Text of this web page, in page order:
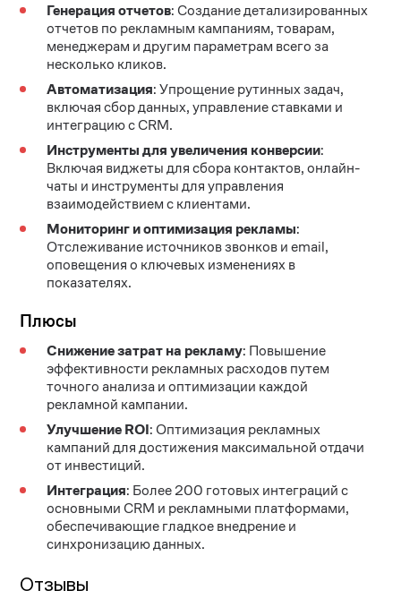
Генерация отчетов: Создание детализированных
отчетов по рекламным кампаниям, товарам,
менеджерам и другим параметрам всего за
несколько кликов.
Автоматизация: Упрощение рутинных задач,
включая сбор данных, управление ставками и
интеграцию с CRM.
Инструменты для увеличения конверсии:
Включая виджеты для сбора контактов, онлайн-
чаты и инструменты для управления
взаимодействием с клиентами.
Мониторинг и оптимизация рекламы:
Отслеживание источников звонков и email,
оповещения о ключевых изменениях в
показателях.
Плюсы
Снижение затрат на рекламу: Повышение
эффективности рекламных расходов путем
точного анализа и оптимизации каждой
рекламной кампании.
Улучшение ROI: Оптимизация рекламных
кампаний для достижения максимальной отдачи
от инвестиций.
Интеграция: Более 200 готовых интеграций с
основными CRM и рекламными платформами,
обеспечивающие гладкое внедрение и
синхронизацию данных.
Отзывы